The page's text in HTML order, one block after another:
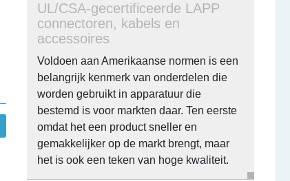
UL/CSA-gecertificeerde LAPP
connectoren, kabels en
accessoires
Voldoen aan Amerikaanse normen is een
belangrijk kenmerk van onderdelen die
worden gebruikt in apparatuur die
bestemd is voor markten daar. Ten eerste
omdat het een product sneller en
gemakkelijker op de markt brengt, maar
het is ook een teken van hoge kwaliteit.